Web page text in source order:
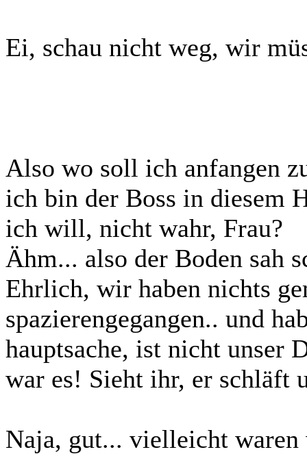
Ei, schau nicht weg, wir
Also wo soll ich anfangen
ich bin der Boss in diesem
ich will, nicht wahr, Frau?
Ähm... also der Boden sah
Ehrlich, wir haben nichts
spazierengegangen.. und
hauptsache, ist nicht unser
war es! Sieht ihr, er schläft
Naja, gut... vielleicht waren